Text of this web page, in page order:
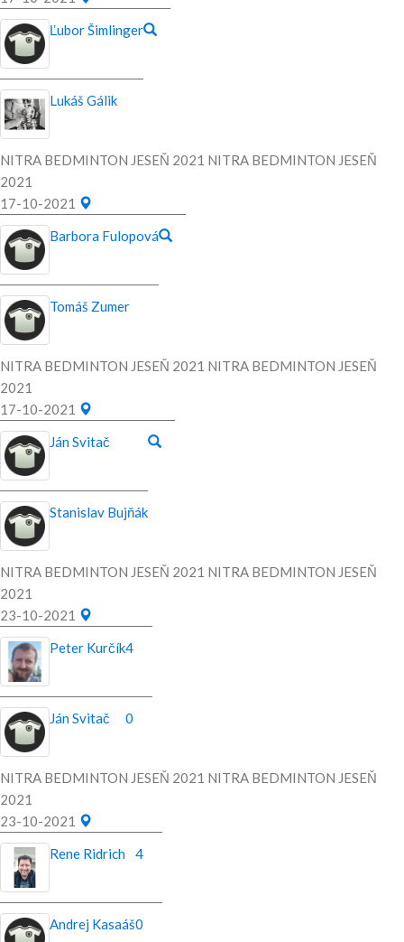
Ľubor Šimlinger
Lukáš Gálik
NITRA BEDMINTON JESEŇ 2021 NITRA BEDMINTON JESEŇ
2021
17-10-2021
Barbora Fulopová
Tomáš Zumer
NITRA BEDMINTON JESEŇ 2021 NITRA BEDMINTON JESEŇ
2021
17-10-2021
Ján Svitač
Stanislav Bujňák
NITRA BEDMINTON JESEŇ 2021 NITRA BEDMINTON JESEŇ
2021
23-10-2021
Peter Kurčík4
Ján Svitač 0
NITRA BEDMINTON JESEŇ 2021 NITRA BEDMINTON JESEŇ
2021
23-10-2021
Rene Ridrich
4
Andrej Kasaáš0